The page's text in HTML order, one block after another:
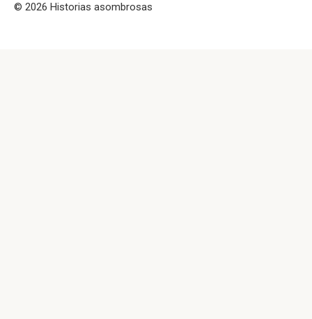
© 2026 Historias asombrosas